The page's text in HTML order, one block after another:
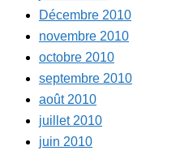
Décembre 2010
novembre 2010
octobre 2010
septembre 2010
août 2010
juillet 2010
juin 2010